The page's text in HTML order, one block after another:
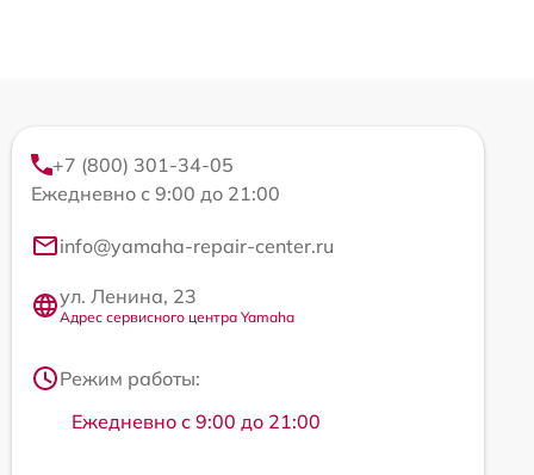
+7 (800) 301-34-05
Ежедневно с 9:00 до 21:00
info@yamaha-repair-center.ru
ул. Ленина, 23
Адрес сервисного центра Yamaha
Режим работы:
Ежедневно с 9:00 до 21:00